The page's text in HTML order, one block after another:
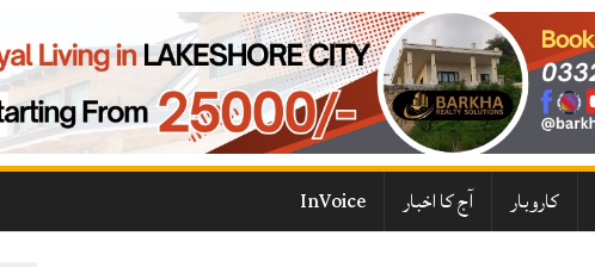
کاروبار آج کا اخبار InVoice